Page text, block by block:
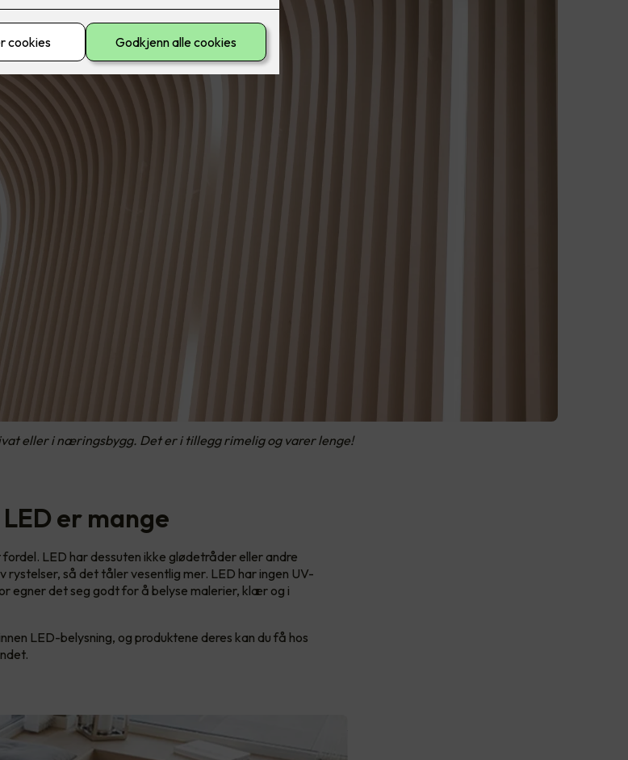
eller i næringsbygg. Det er i tillegg rimelig og varer lenge!
er mange
LED har dessuten ikke glødetråder eller andre
rystelser, så det tåler vesentlig mer. LED har ingen UV-
egner det seg godt for å belyse malerier, klær og i
LED-belysning, og produktene deres kan du få hos